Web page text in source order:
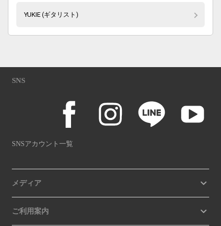
YUKIE (ギタリスト)
SNS
SNSアカウント一覧
メディア
ご利用案内